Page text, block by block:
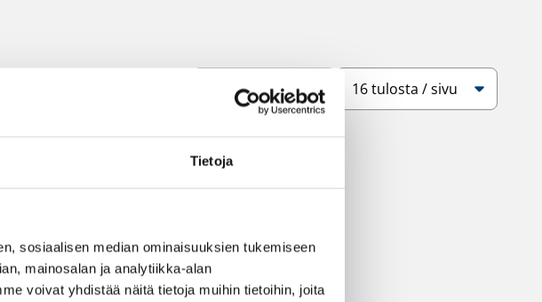
Tietoja
sosiaalisen median ominaisuuksien tukemiseen
mainosalan ja analytiikka-alan
voivat yhdistää näitä tietoja muihin tietoihin, joita